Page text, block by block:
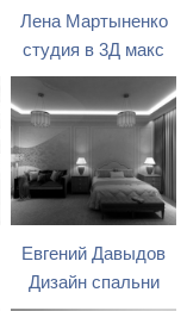
Лена Мартыненко
студия в 3Д макс
Евгений Давыдов
Дизайн спальни